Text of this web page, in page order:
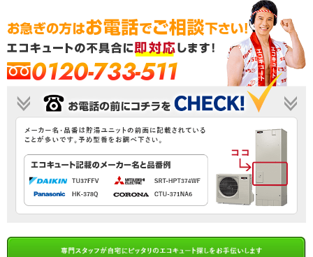
0120-733-511